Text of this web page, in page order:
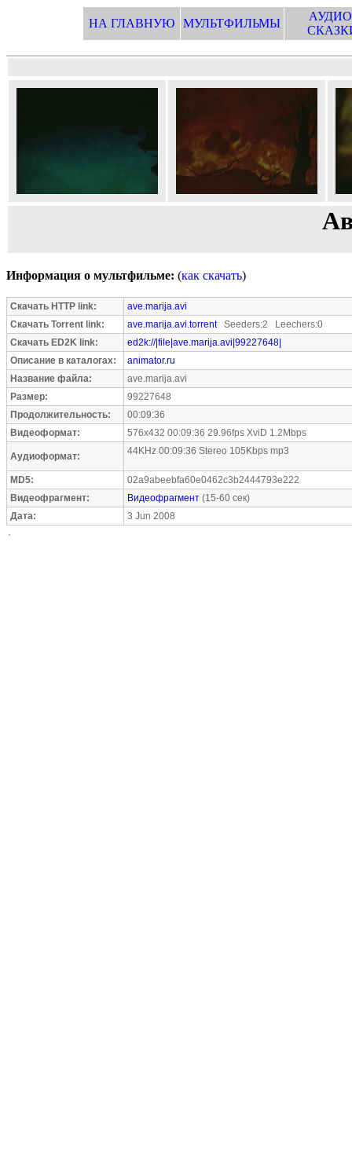
НА ГЛАВНУЮ МУЛЬТФИЛЬМЫ
Информация о мультфильме: (как скачать)
Скачать HTTP link:
ave.marija.avi
Скачать Torrent link:
ave.marija.avi.torrentSeeders:2 Leechers:0
Скачать ED2K link:
ed2k://|file|ave.marija.avi|99227648|
Описание в каталогах:
animator.ru
Название файла:
ave.marija.avi
Размер:
99227648
Продолжительность:
00:09:36
Видеоформат:
576x432 00:09:36 29.96fps XviD 1.2Mbps
Аудиоформат: 44KHz 00:09:36 Stereo 105Kbps mp3
MD5:
02a9abeebfa60e0462c3b2444793e222
Видеофрагмент:
Видеофрагмент (15-60 сек)
Дата:
3 Jun 2008